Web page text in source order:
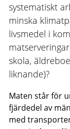
systematiskt
minska
livsmedel i
skola,
liknande)?
Maten står för
fjärdedel av
med